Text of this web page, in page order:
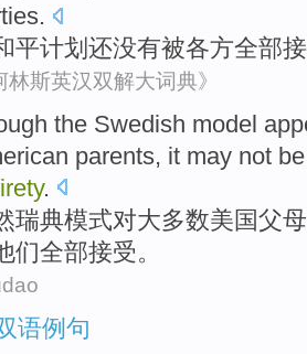
.
平计划 还没有被各方全部
林斯英汉双解大词典》
the Swedish model
parents, it may not be
.
瑞典模式对大多数美国父母
们全部接受。
语例句